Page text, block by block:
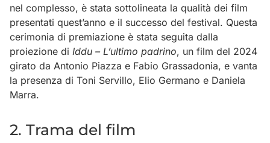
nel complesso, è stata sottolineata la qualità dei film
presentati quest’anno e il successo del festival. Questa
cerimonia di premiazione è stata seguita dalla
proiezione di Iddu – L’ultimo padrino, un film del 2024
girato da Antonio Piazza e Fabio Grassadonia, e vanta
la presenza di Toni Servillo, Elio Germano e Daniela
Marra.
2. Trama del film